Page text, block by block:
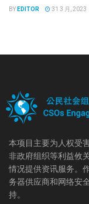
BY EDITOR 31 3 月, 2023
本项目主要为人权受
非政府组织等利益攸
情况提供资讯服务。
务器供应商和网络安
持。